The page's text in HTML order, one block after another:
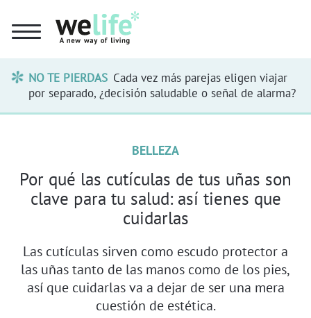
NO TE PIERDAS Cada vez más parejas eligen viajar
por separado, ¿decisión saludable o señal de alarma?
BELLEZA
Por qué las cutículas de tus uñas son
clave para tu salud: así tienes que
cuidarlas
Las cutículas sirven como escudo protector a
las uñas tanto de las manos como de los pies,
así que cuidarlas va a dejar de ser una mera
cuestión de estética.